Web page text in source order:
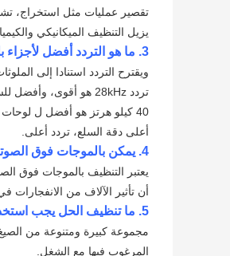
تقصير عمليات مثل استخراج،
يزيل التنظيف الميكانيكي
3. ما هو التردد أفضل لأجزاء بلدي؟
ويقترح التردد استنادا إلى
تردد 28kHz هو أقوى، وأفضل للسيارة / المحرك / شاحنة / أجزاء السفينة نظيفة (إزالة الزيوت والشحوم والمعاجين، وما إلى ذلك)
40 كيلو هرتز هو أفضل ل لوحات الكلور، أجزاء الإلكترونية، الخ
أعلى دقة السلع، تردد أعلى.
4. يمكن بالموجات فوق الصوتية تنظيف أجزاء الضرر؟
يعتبر التنظيف بالموجات فوق
أن تأثير الآلاف من الانفجارات
5. ما تنظيف الحل يجب استخدام؟
مجموعة كبيرة ومتنوعة من
المرغوب فيها مع الشغل.